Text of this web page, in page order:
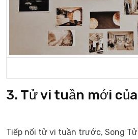
3. Tử vi tuần mới
Tiếp nối tử vi tuần trước, Song